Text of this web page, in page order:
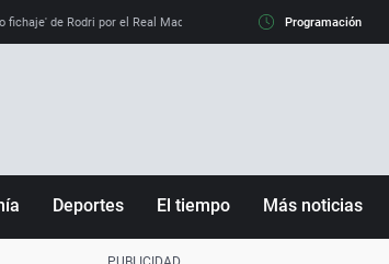
fichaje' de Rodri por el Real Madrid y su 'sí' al Barça La llamada
Programación
Deportes El tiempo Más noticias